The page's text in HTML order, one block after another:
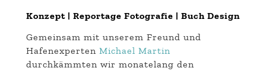
Konzept | Reportage Fotografie | Buch Design
Gemeinsam mit unserem Freund und
Hafenexperten Michael Martin
durchkämmten wir monatelang den